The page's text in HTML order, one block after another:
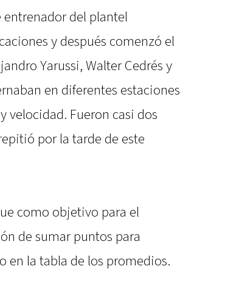
entrenador del plantel
y después comenzó el
Yarussi, Walter Cedrés y
en diferentes estaciones
velocidad. Fueron casi dos
por la tarde de este
como objetivo para el
de sumar puntos para
en la tabla de los promedios.